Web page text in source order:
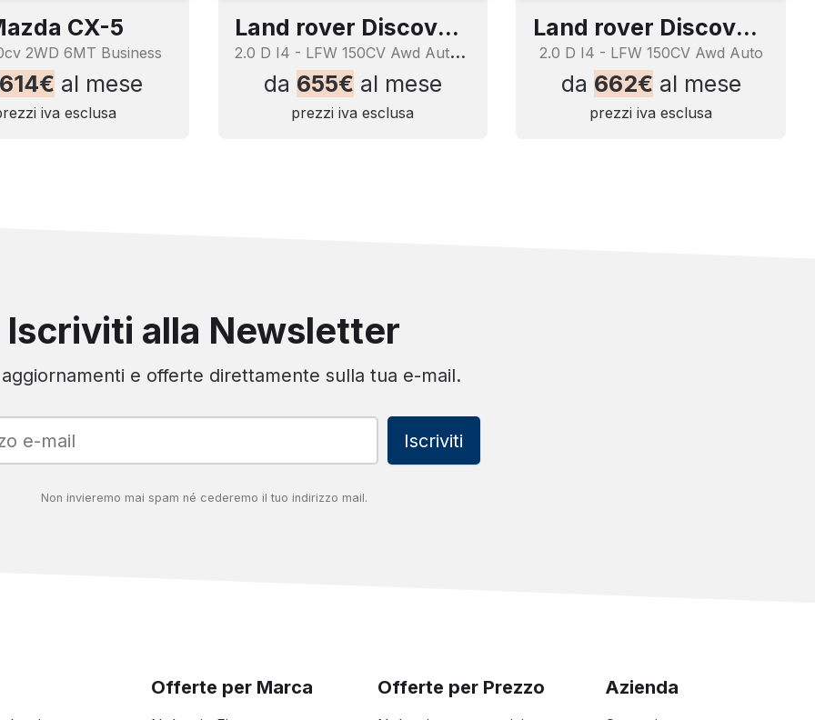
CX-5
2WD 6MT Business
614€ al mese
iva esclusa
Land rover Discovery Sport
2
.0 D I4 - LFW 150CV Awd Auto -S
da 655€ al mese
prezzi iva esclusa
Land rover Discovery Sport
2.0 D I4 - LFW 150CV Awd Auto
da 662€ al mese
prezzi iva esclusa
Iscriviti alla Newsletter
aggiornamenti e offerte direttamente sulla tua e-mail.
Iscriviti
Non invieremo mai spam né cederemo il tuo indirizzo mail.
Offerte per Marca Offerte per Prezzo Azienda